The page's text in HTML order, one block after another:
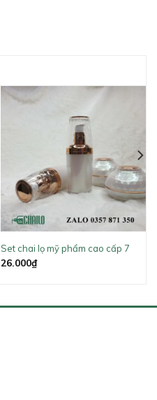
Set chai lọ mỹ phẩm cao cấp 7
26.000₫